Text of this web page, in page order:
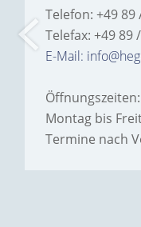
Telefon: +49 89
Telefax: +49 89
E-Mail:
Öffnungszeiten:
Montag bis
Termine nach